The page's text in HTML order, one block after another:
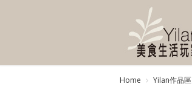
Home Yilan作品區